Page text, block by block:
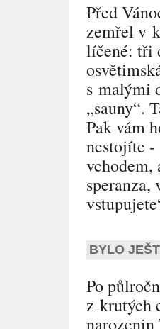
Před
zemřel v
líčené: tři
s malými
„sauny“.
Pak vám
nestojíte
speranza,
BYLO
Po
z krutých